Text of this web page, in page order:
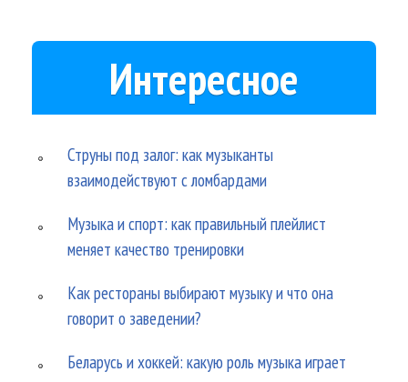
Интересное
Струны под залог: как музыканты
взаимодействуют с ломбардами
Музыка и спорт: как правильный плейлист
меняет качество тренировки
Как рестораны выбирают музыку и что она
говорит о заведении?
Беларусь и хоккей: какую роль музыка играет